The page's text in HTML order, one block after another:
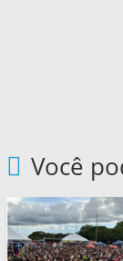
Você